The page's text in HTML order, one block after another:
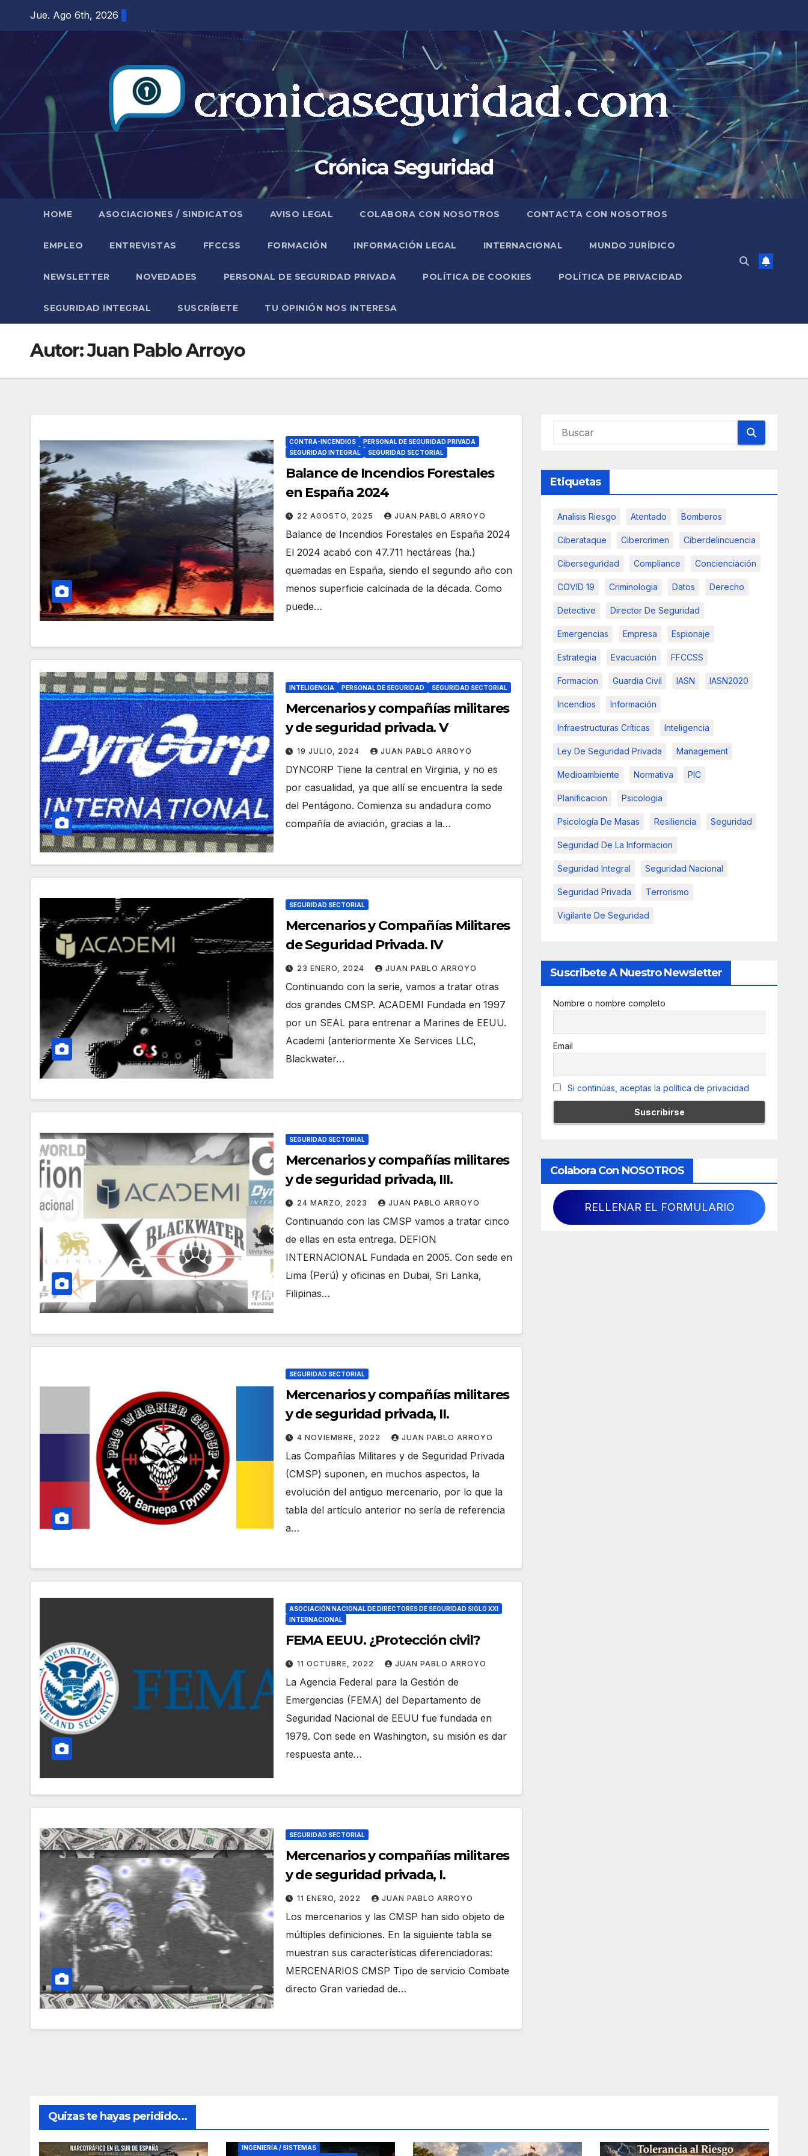
contenido
Jue. Ago 6th, 2026
Crónica Seguridad
HOME ASOCIACIONES / SINDICATOS AVISO LEGAL COLABORA CON NOSOTROS CONTACTA CON NOSOTROS
EMPLEO ENTREVISTAS FFCCSS FORMACIÓN INFORMACIÓN LEGAL INTERNACIONAL MUNDO JURÍDICO
NEWSLETTER NOVEDADES PERSONAL DE SEGURIDAD PRIVADA POLÍTICA DE COOKIES POLÍTICA DE PRIVACIDAD
SEGURIDAD INTEGRAL SUSCRÍBETE TU OPINIÓN NOS INTERESA
Autor:Juan Pablo Arroyo
CONTRA-INCENDIOS
PERSONAL DE SEGURIDAD PRIVADA
SEGURIDAD INTEGRAL
SEGURIDAD SECTORIAL
Balance de Incendios Forestales
en España 2024
22 AGOSTO, 2025 JUAN PABLO ARROYO
Balance de Incendios Forestales en España 2024
El 2024 acabó con 47.711 hectáreas (ha.)
quemadas en España, siendo el segundo año con
menos superficie calcinada de la década. Como
puede…
INTELIGENCIA PERSONAL DE SEGURIDAD SEGURIDAD SECTORIAL
Mercenarios y compañías militares
y de seguridad privada. V
19 JULIO, 2024 JUAN PABLO ARROYO
DYNCORP Tiene la central en Virginia, y no es
por casualidad, ya que allí se encuentra la sede
del Pentágono. Comienza su andadura como
compañía de aviación, gracias a la…
SEGURIDAD SECTORIAL
Mercenarios y Compañías Militares
de Seguridad Privada. IV
23 ENERO, 2024 JUAN PABLO ARROYO
Continuando con la serie, vamos a tratar otras
dos grandes CMSP. ACADEMI Fundada en 1997
por un SEAL para entrenar a Marines de EEUU.
Academi​ (anteriormente Xe Services LLC,
Blackwater…
SEGURIDAD SECTORIAL
Mercenarios y compañías militares
y de seguridad privada, III.
24 MARZO, 2023 JUAN PABLO ARROYO
Continuando con las CMSP vamos a tratar cinco
de ellas en esta entrega. DEFION
INTERNACIONAL Fundada en 2005. Con sede en
Lima (Perú) y oficinas en Dubai, Sri Lanka,
Filipinas…
SEGURIDAD SECTORIAL
Mercenarios y compañías militares
y de seguridad privada, II.
4 NOVIEMBRE, 2022 JUAN PABLO ARROYO
Las Compañías Militares y de Seguridad Privada
(CMSP) suponen, en muchos aspectos, la
evolución del antiguo mercenario, por lo que la
tabla del artículo anterior no sería de referencia
a…
ASOCIACIÓN NACIONAL DE DIRECTORES DE SEGURIDAD SIGLO XXI
INTERNACIONAL
FEMA EEUU. ¿Protección civil?
11 OCTUBRE, 2022 JUAN PABLO ARROYO
La Agencia Federal para la Gestión de
Emergencias (FEMA) del Departamento de
Seguridad Nacional de EEUU fue fundada en
1979. Con sede en Washington, su misión es dar
respuesta ante…
SEGURIDAD SECTORIAL
Mercenarios y compañías militares
y de seguridad privada, I.
11 ENERO, 2022 JUAN PABLO ARROYO
Los mercenarios y las CMSP han sido objeto de
múltiples definiciones. En la siguiente tabla se
muestran sus características diferenciadoras:
MERCENARIOS CMSP Tipo de servicio Combate
directo Gran variedad de…
Etiquetas
Analisis Riesgo Atentado Bomberos
Ciberataque Cibercrimen Ciberdelincuencia
Ciberseguridad Compliance Concienciación
COVID 19 Criminologia Datos Derecho
Detective Director De Seguridad
Emergencias Empresa Espionaje
Estrategia Evacuación FFCCSS
Formacion Guardia Civil IASN IASN2020
Incendios Información
Infraestructuras Críticas Inteligencia
Ley De Seguridad Privada Management
Medioambiente Normativa PIC
Planificacion Psicologia
Psicología De Masas Resiliencia Seguridad
Seguridad De La Informacion
Seguridad Integral Seguridad Nacional
Seguridad Privada Terrorismo
Vigilante De Seguridad
Suscribete A Nuestro Newsletter
Nombre o nombre completo
Email
Si continúas, aceptas la política de privacidad
Colabora Con NOSOTROS
RELLENAR EL FORMULARIO
Quizas te hayas peridido...
INGENIERÍA / SISTEMAS